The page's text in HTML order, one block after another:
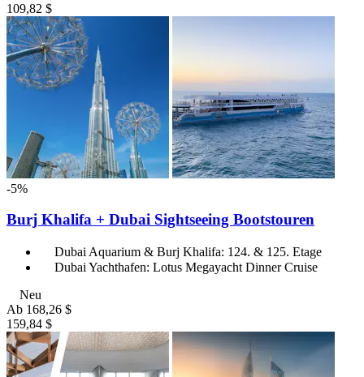
109,82 $
-5%
Burj Khalifa + Dubai Sightseeing Bootstouren
Dubai Aquarium & Burj Khalifa: 124. & 125. Etage
Dubai Yachthafen: Lotus Megayacht Dinner Cruise
Neu
Ab 168,26 $
159,84 $